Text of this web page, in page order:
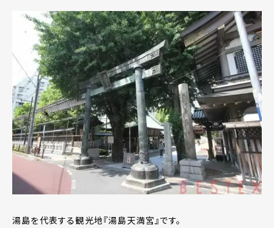
湯島を代表する観光地『湯島天満宮』です。